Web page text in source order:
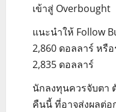
เข้าสู่ Overbought
แนะนำให้ Follow
2,860 ดอลลาร์ หรื
2,835 ดอลลาร์
นักลงทุนควรจับตา
คืนนี้ ที่อาจส่งผลต่อ